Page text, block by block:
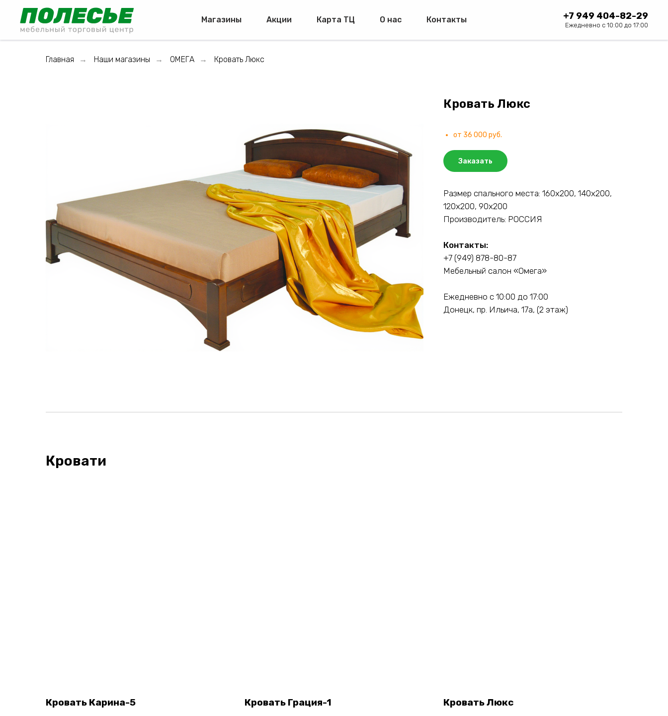
Магазины Акции Карта ТЦ О нас Контакты +7 949 404-82-29
Ежедневно с 10:00 до 17:00
Главная → Наши магазины → ОМЕГА → Кровать Люкс
Кровать Люкс
от 36 000 руб.
Заказать
Размер спального места: 160х200, 140х200,
120х200, 90х200
Производитель: РОССИЯ
Контакты:
+7 (949) 878-80-87
Мебельный салон «Омега»
Ежедневно с 10:00 до 17:00
Донецк, пр. Ильича, 17а, (2 этаж)
Кровати
Кровать Карина-5 Кровать Грация-1 Кровать Люкс